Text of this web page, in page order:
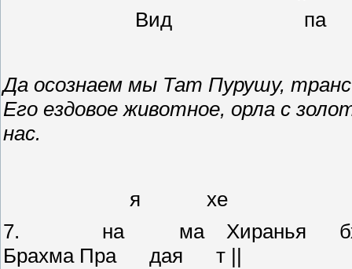
Вид
Да осознаем мы Тат Пурушу,
Его ездовое животное, орла с
нас.
я хе
7. на ма Хиранья бха
Брахма Пра дая т ||